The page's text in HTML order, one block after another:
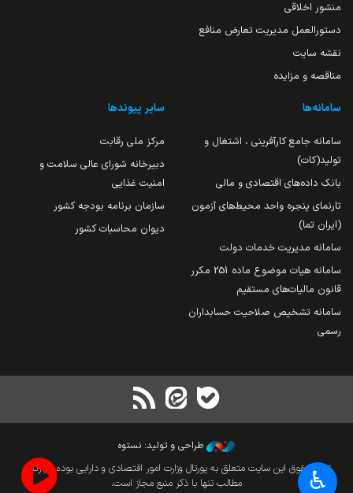
منشور اخلاقی
دستورالعمل مدیریت تعارض منافع
نقشه سایت
مناقصه و مزایده
سامانه‌ها
سامانه جامع کارآفرینی ، اشتغال و
تولید(کات)
بانک داده‌های اقتصادی و مالی
تارنمای پنجره واحد محیط‌های آزمون
(ایران تما)
سامانه مدیریت خدمات دولت
سامانه هیات موضوع ماده 251 مکرر
قانون مالیات‌های مستقیم
سامانه تشخیص صلاحیت حسابداران
رسمی
سایر پیوندها
مرکز ملی رقابت
دبیرخانه شورای عالی سلامت و
امنیت غذایی
سازمان برنامه بودجه کشور
دیوان محاسبات کشور
طراحی و تولید: نستوه
تمام حقوق این سایت متعلق به پورتال وزارت امور اقتصادی و دارایی بوده و بازنشر
مطالب تنها با ذکر منبع مجاز است.
♿︎